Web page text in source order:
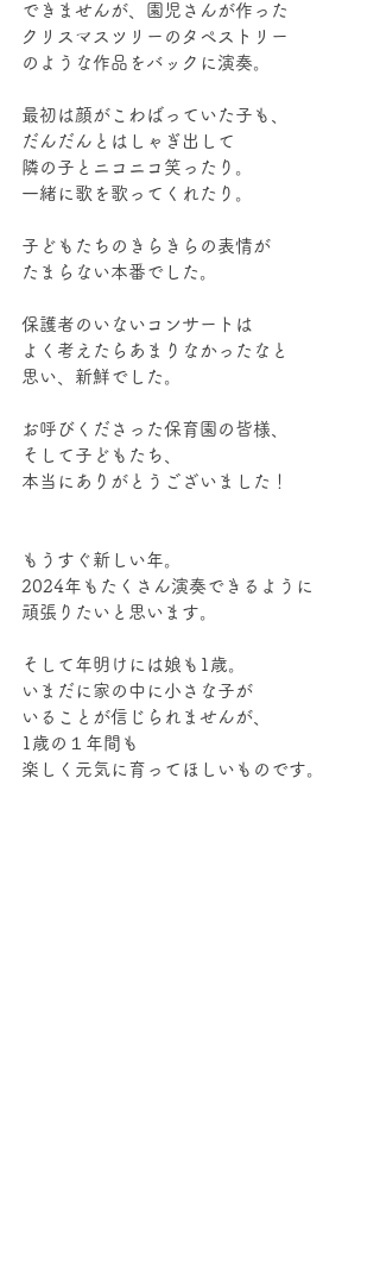
できませんが、園児さんが作った
クリスマスツリーのタペストリー
のような作品をバックに演奏。
最初は顔がこわばっていた子も、
だんだんとはしゃぎ出して
隣の子とニコニコ笑ったり。
一緒に歌を歌ってくれたり。
子どもたちのきらきらの表情が
たまらない本番でした。
保護者のいないコンサートは
よく考えたらあまりなかったなと
思い、新鮮でした。
お呼びくださった保育園の皆様、
そして子どもたち、
本当にありがとうございました！
もうすぐ新しい年。
2024年もたくさん演奏できるように
頑張りたいと思います。
そして年明けには娘も1歳。
いまだに家の中に小さな子が
いることが信じられませんが、
1歳の１年間も
楽しく元気に育ってほしいものです。